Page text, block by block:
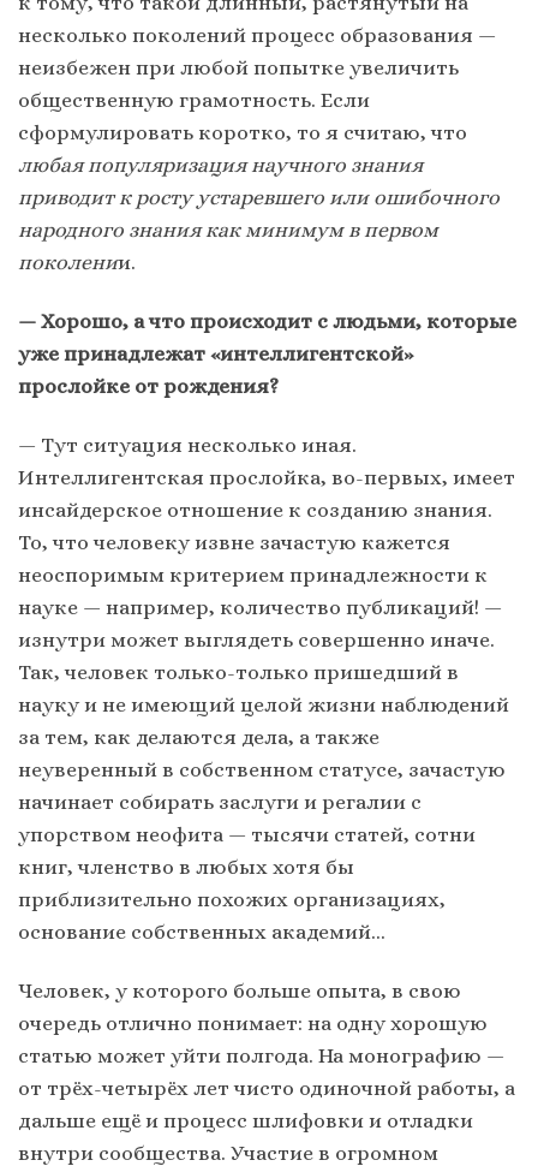
несколько поколений процесс образования —
неизбежен при любой попытке увеличить
общественную грамотность. Если
сформулировать коротко, то я считаю, что
любая популяризация научного знания
приводит к росту устаревшего или ошибочного
народного знания как минимум в первом
поколении.
— Хорошо, а что происходит с людьми, которые
уже принадлежат «интеллигентской»
прослойке от рождения?
— Тут ситуация несколько иная.
Интеллигентская прослойка, во-первых, имеет
инсайдерское отношение к созданию знания.
То, что человеку извне зачастую кажется
неоспоримым критерием принадлежности к
науке — например, количество публикаций! —
изнутри может выглядеть совершенно иначе.
Так, человек только-только пришедший в
науку и не имеющий целой жизни наблюдений
за тем, как делаются дела, а также
неуверенный в собственном статусе, зачастую
начинает собирать заслуги и регалии с
упорством неофита — тысячи статей, сотни
книг, членство в любых хотя бы
приблизительно похожих организациях,
основание собственных академий…
Человек, у которого больше опыта, в свою
очередь отлично понимает: на одну хорошую
статью может уйти полгода. На монографию —
от трёх-четырёх лет чисто одиночной работы, а
дальше ещё и процесс шлифовки и отладки
внутри сообщества. Участие в огромном